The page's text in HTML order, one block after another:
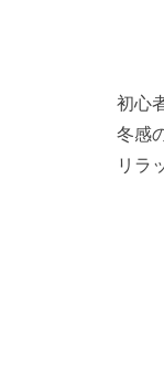
初心
冬感
リラ